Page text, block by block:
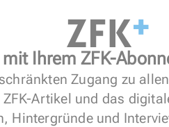
Ihrem ZFK-
Zugang zu
Artikel und das
Hintergründe und